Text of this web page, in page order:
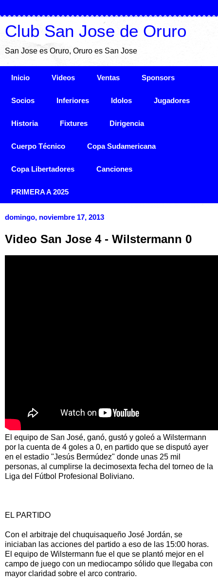
Club San Jose de Oruro
San Jose es Oruro, Oruro es San Jose
Inicio Videos Ventas Sponsors
Socios Inferiores Idolos Jugadores
Historia Fixtures Dirigencia
Cuerpo Técnico Copa Sudamericana
Copa Libertadores Canciones
PRIMERA A 2025
domingo, noviembre 17, 2013
Video San Jose 4 - Wilstermann 0
El equipo de San José, ganó, gustó y goleó a Wilstermann
por la cuenta de 4 goles a 0, en partido que se disputó ayer
en el estadio "Jesús Bermúdez" donde unas 25 mil
personas, al cumplirse la decimosexta fecha del torneo de la
Liga del Fútbol Profesional Boliviano.
EL PARTIDO
Con el arbitraje del chuquisaqueño José Jordán, se
iniciaban las acciones del partido a eso de las 15:00 horas.
El equipo de Wilstermann fue el que se plantó mejor en el
campo de juego con un mediocampo sólido que llegaba con
mayor claridad sobre el arco contrario.